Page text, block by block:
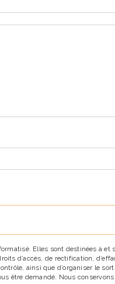
Elles sont destinées à
d’accès, de rectification,
ainsi que d’organiser le
être demandé. Nous